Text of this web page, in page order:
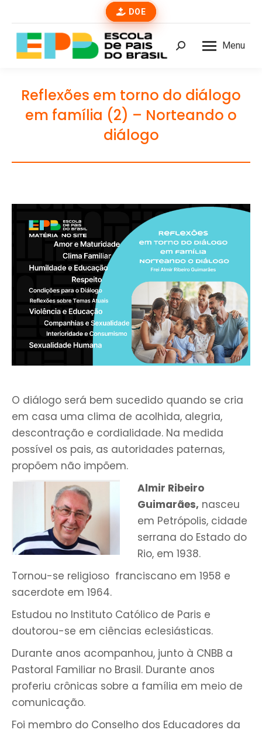
DOE
Menu
Buscar
Reflexões em torno do diálogo
em família (2) – Norteando o
diálogo
O diálogo será bem sucedido quando se cria
em casa uma clima de acolhida, alegria,
descontração e cordialidade. Na medida
possível os pais, as autoridades paternas,
propõem não impõem.
Almir Ribeiro
Guimarães, nasceu
em Petrópolis, cidade
serrana do Estado do
Rio, em 1938.
Tornou-se religioso franciscano em 1958 e
sacerdote em 1964.
Estudou no Instituto Católico de Paris e
doutorou-se em ciências eclesiásticas.
Durante anos acompanhou, junto à CNBB a
Pastoral Familiar no Brasil. Durante anos
proferiu crônicas sobre a família em meio de
comunicação.
Foi membro do Conselho dos Educadores da